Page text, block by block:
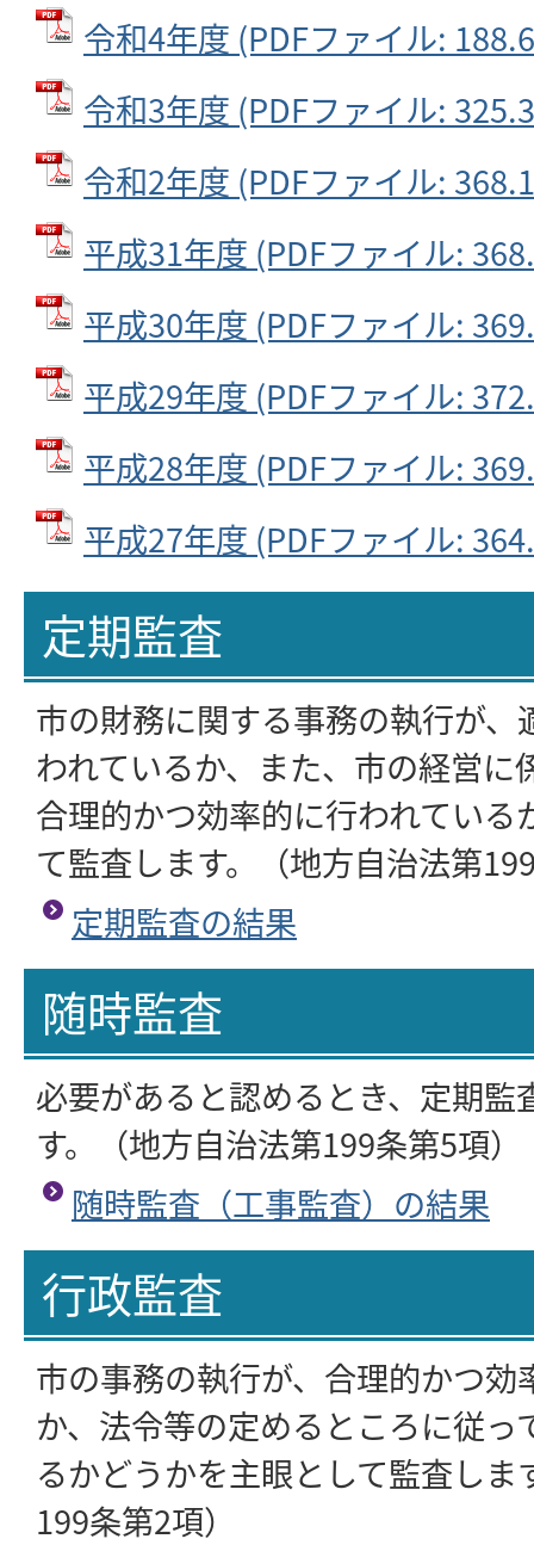
令和4年度 (PDFファイル:
令和3年度 (PDFファイル:
令和2年度 (PDFファイル:
平成31年度 (PDFファイル:
平成30年度 (PDFファイル:
平成29年度 (PDFファイル:
平成28年度 (PDFファイル:
平成27年度 (PDFファイル:
定期監査
市の財務に関する事務の執行が、
われているか、また、市の経営に
合理的かつ効率的に行われている
て監査します。（地方自治法第
定期監査の結果
随時監査
必要があると認めるとき、定期監
す。（地方自治法第199条第5項）
随時監査（工事監査）の結果
行政監査
市の事務の執行が、合理的かつ効
か、法令等の定めるところに従っ
るかどうかを主眼として監査しま
199条第2項）